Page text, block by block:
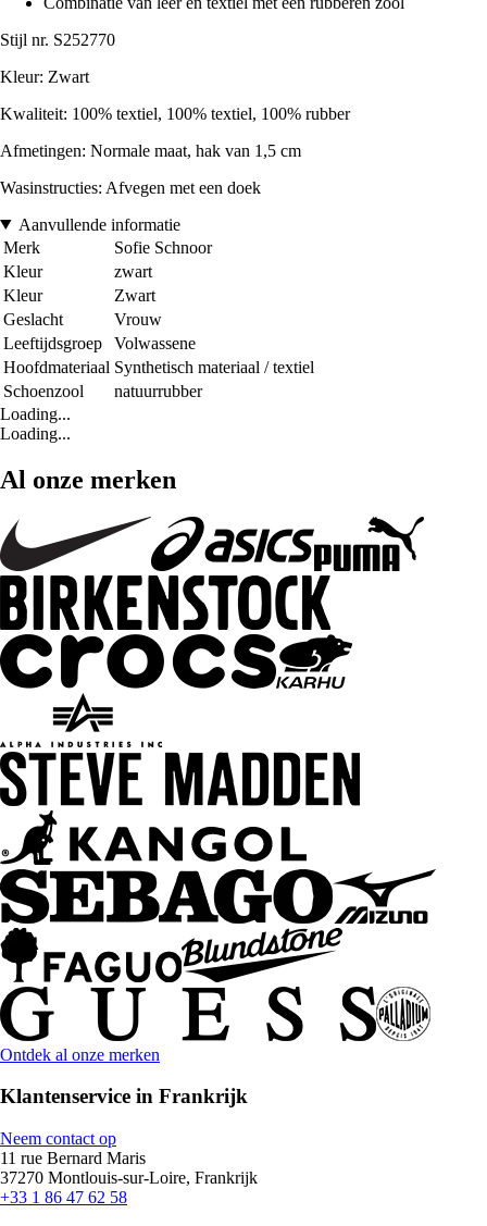
Stijl nr. S252770
Kleur: Zwart
Kwaliteit: 100% textiel, 100% textiel, 100% rubber
Afmetingen: Normale maat, hak van 1,5 cm
Wasinstructies: Afvegen met een doek
Aanvullende informatie
Merk
Sofie Schnoor
Kleur
zwart
Kleur
Zwart
Geslacht
Vrouw
Leeftijdsgroep
Volwassene
Hoofdmateriaal Synthetisch materiaal / textiel
Schoenzool
natuurrubber
Loading...
Loading...
Al onze merken
Ontdek al onze merken
Klantenservice in Frankrijk
Neem contact op
11 rue Bernard Maris
37270 Montlouis-sur-Loire, Frankrijk
+33 1 86 47 62 58